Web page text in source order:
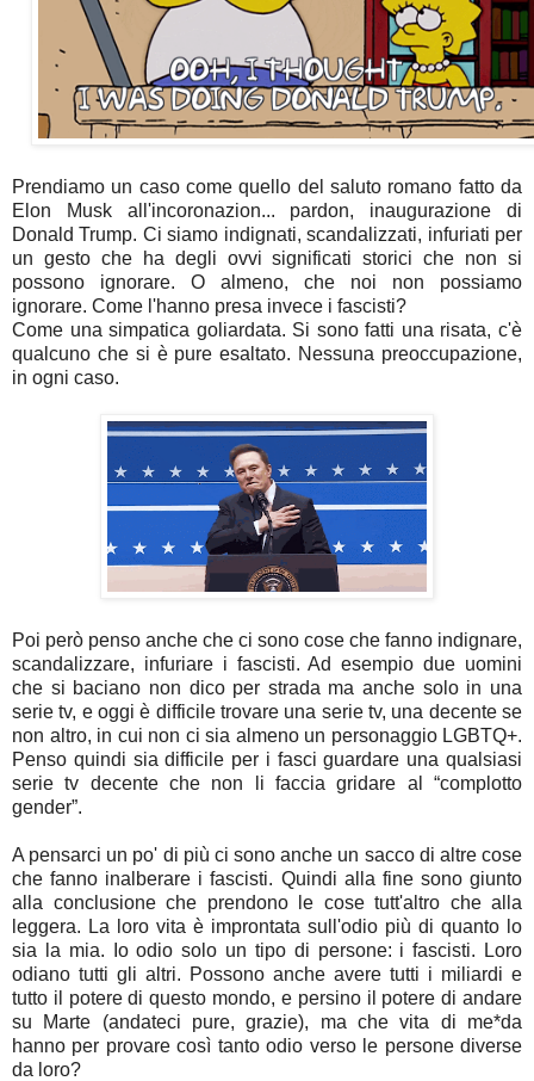
Prendiamo un caso come quello del saluto romano fatto da
Elon Musk all'incoronazion... pardon, inaugurazione di
Donald Trump. Ci siamo indignati, scandalizzati, infuriati per
un gesto che ha degli ovvi significati storici che non si
possono ignorare. O almeno, che noi non possiamo
ignorare. Come l'hanno presa invece i fascisti?
Come una simpatica goliardata. Si sono fatti una risata, c'è
qualcuno che si è pure esaltato. Nessuna preoccupazione,
in ogni caso.
Poi però penso anche che ci sono cose che fanno indignare,
scandalizzare, infuriare i fascisti. Ad esempio due uomini
che si baciano non dico per strada ma anche solo in una
serie tv, e oggi è difficile trovare una serie tv, una decente se
non altro, in cui non ci sia almeno un personaggio LGBTQ+.
Penso quindi sia difficile per i fasci guardare una qualsiasi
serie tv decente che non li faccia gridare al “complotto
gender”.
A pensarci un po' di più ci sono anche un sacco di altre cose
che fanno inalberare i fascisti. Quindi alla fine sono giunto
alla conclusione che prendono le cose tutt'altro che alla
leggera. La loro vita è improntata sull'odio più di quanto lo
sia la mia. Io odio solo un tipo di persone: i fascisti. Loro
odiano tutti gli altri. Possono anche avere tutti i miliardi e
tutto il potere di questo mondo, e persino il potere di andare
su Marte (andateci pure, grazie), ma che vita di me*da
hanno per provare così tanto odio verso le persone diverse
da loro?